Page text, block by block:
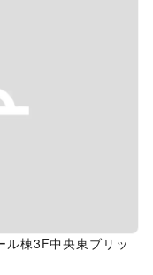
ル棟3F中央東ブリッ